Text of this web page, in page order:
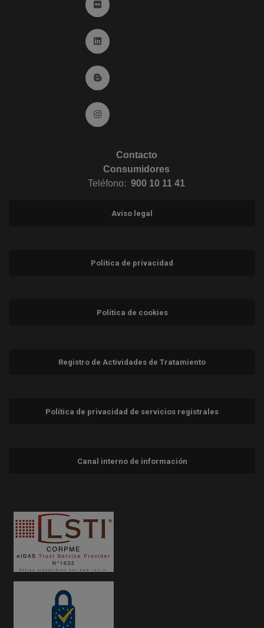
Ir a Flickr (abre en ventana nueva)
Ir a Linkedin (abre en ventana nueva)
Ir al Blog (abre en ventana nueva)
Ir a Instagram (abre en ventana nueva)
Contacto
Consumidores
Teléfono: 900 10 11 41
Aviso legal
Política de privacidad
Política de cookies
Registro de Actividades de Tratamiento
Política de privacidad de servicios registrales
Canal interno de información